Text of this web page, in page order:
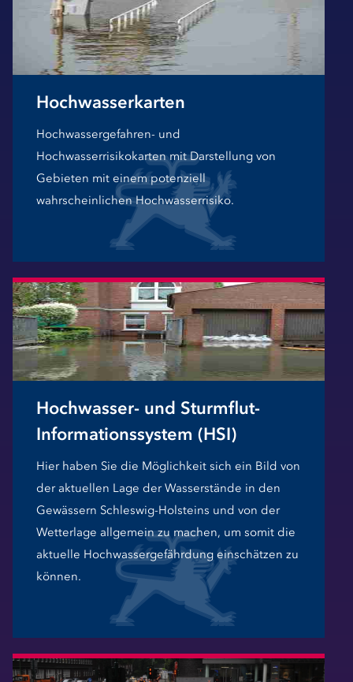
Hochwasserkarten
Hochwassergefahren- und
Hochwasserrisikokarten mit Darstellung von
Gebieten mit einem potenziell
wahrscheinlichen Hochwasserrisiko.
Hochwasser- und Sturmflut-
Informationssystem (HSI)
Hier haben Sie die Möglichkeit sich ein Bild von
der aktuellen Lage der Wasserstände in den
Gewässern Schleswig-Holsteins und von der
Wetterlage allgemein zu machen, um somit die
aktuelle Hochwassergefährdung einschätzen zu
können.